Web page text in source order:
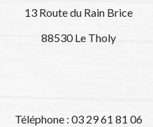
13 Route du Rain Brice
88530 Le Tholy
Téléphone : 03 29 61 81 06